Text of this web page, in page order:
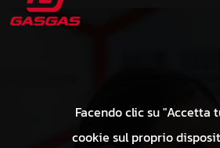
Facendo clic su
cookie sul proprio